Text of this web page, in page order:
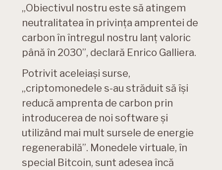
„Obiectivul nostru este să atingem
neutralitatea în privința amprentei de
carbon în întregul nostru lanț valoric
până în 2030”, declară Enrico Galliera.
Potrivit aceleiași surse,
„criptomonedele s-au străduit să își
reducă amprenta de carbon prin
introducerea de noi software și
utilizând mai mult sursele de energie
regenerabilă”. Monedele virtuale, în
special Bitcoin, sunt adesea încă